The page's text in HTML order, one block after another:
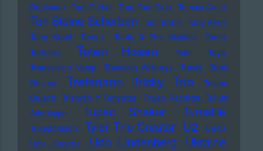
Robinson Tom T. Hall Tom Tom Club Tommy Cash
Ton Steine Scherben Toni Krahl Tony Allen
Tony Krahl
Tony-L Toots & The Maytals
Torch
Tortoise
Toten Hosen Toto
Toya
Transvision Vamp
Traveling Wilburys Travis
Trent
Reznor
Trettmann Tricky Trio
Tristan
Brusch Tristwch Y Fenywod Trojan Records Tunde
Adebimpe
Tupac Shakur Turnstile
Tuxedomoon Tyler The Creator U2
UB40
Udo Jürgens
Udo Lindenberg Ukraine